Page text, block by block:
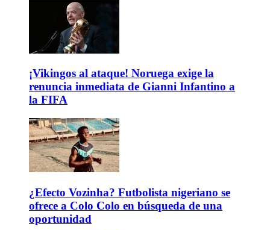
¡Vikingos al ataque! Noruega exige la
renuncia inmediata de Gianni Infantino a
la FIFA
¿Efecto Vozinha? Futbolista nigeriano se
ofrece a Colo Colo en búsqueda de una
oportunidad